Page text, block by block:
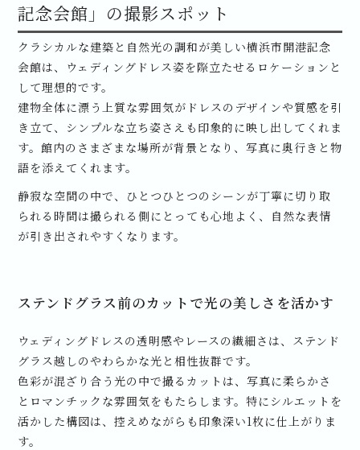
記念会館」の撮影スポット
クラシカルな建築と自然光の調和が美しい横浜市開港記念
会館は、ウェディングドレス姿を際立たせるロケーションと
して理想的です。
建物全体に漂う上質な雰囲気がドレスのデザインや質感を引
き立て、シンプルな立ち姿さえも印象的に映し出してくれま
す。館内のさまざまな場所が背景となり、写真に奥行きと物
語を添えてくれます。
静寂な空間の中で、ひとつひとつのシーンが丁寧に切り取
られる時間は撮られる側にとっても心地よく、自然な表情
が引き出されやすくなります。
ステンドグラス前のカットで光の美しさを活かす
ウェディングドレスの透明感やレースの繊細さは、ステンド
グラス越しのやわらかな光と相性抜群です。
色彩が混ざり合う光の中で撮るカットは、写真に柔らかさ
とロマンチックな雰囲気をもたらします。特にシルエットを
活かした構図は、控えめながらも印象深い1枚に仕上がりま
す。